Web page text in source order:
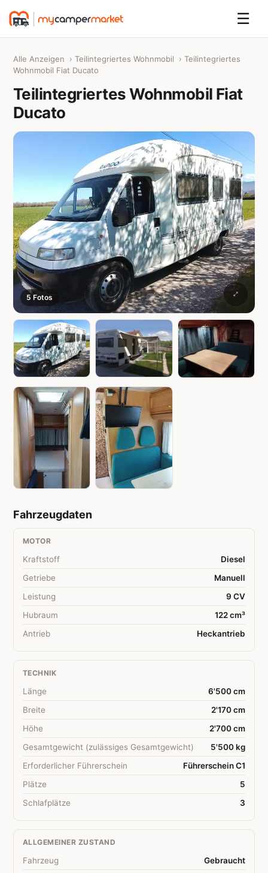
☰
Alle Anzeigen › Teilintegriertes Wohnmobil › Teilintegriertes
Wohnmobil Fiat Ducato
Teilintegriertes Wohnmobil Fiat
Ducato
5 Fotos
Fahrzeugdaten
MOTOR
Kraftstoff
Diesel
Getriebe
Manuell
Leistung
9 CV
Hubraum
122 cm³
Antrieb
Heckantrieb
TECHNIK
Länge
6'500 cm
Breite
2'170 cm
Höhe
2'700 cm
Gesamtgewicht (zulässiges Gesamtgewicht)
5'500 kg
Erforderlicher Führerschein
Führerschein C1
Plätze
5
Schlafplätze
3
ALLGEMEINER ZUSTAND
Fahrzeug
Gebraucht